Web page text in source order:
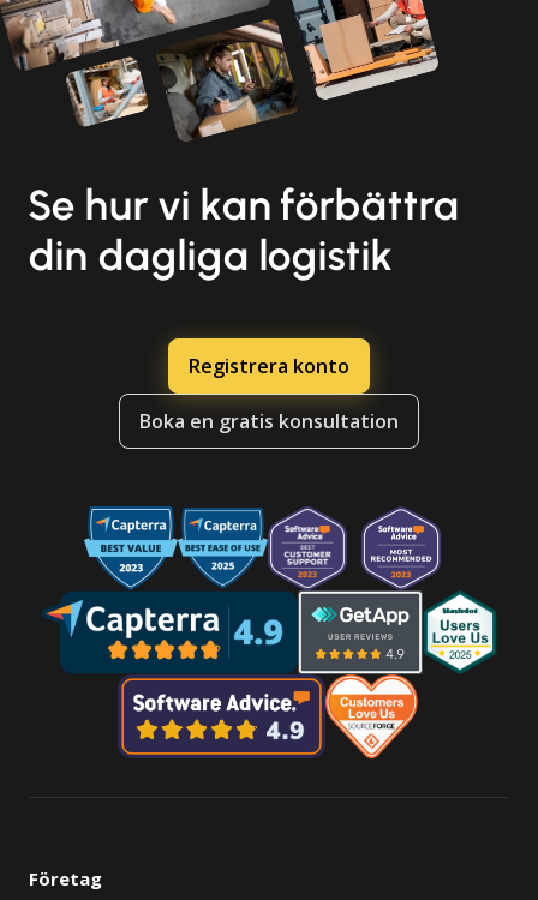
Se hur vi kan förbättra
din dagliga logistik
Registrera konto
Boka en gratis konsultation
Företag